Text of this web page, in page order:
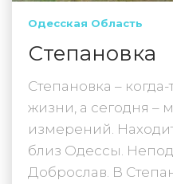
Одесская Область
Степановка
Степановка – когда-
жизни, а сегодня –
измерений.
близ Одессы.
Доброслав. В